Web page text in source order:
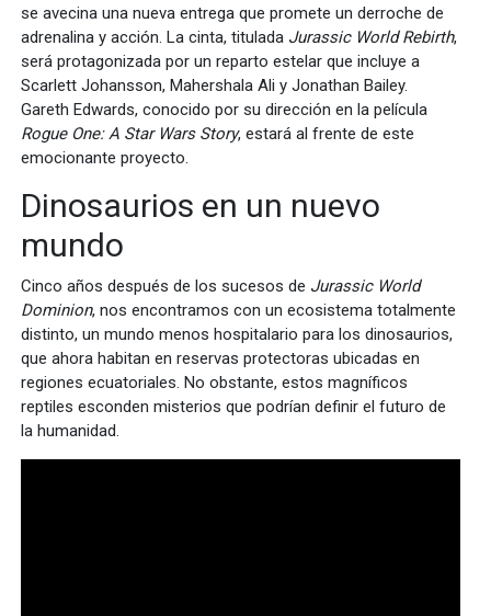
se avecina una nueva entrega que promete un derroche de
adrenalina y acción. La cinta, titulada Jurassic World Rebirth,
será protagonizada por un reparto estelar que incluye a
Scarlett Johansson, Mahershala Ali y Jonathan Bailey.
Gareth Edwards, conocido por su dirección en la película
Rogue One: A Star Wars Story, estará al frente de este
emocionante proyecto.
Dinosaurios en un nuevo
mundo
Cinco años después de los sucesos de Jurassic World
Dominion, nos encontramos con un ecosistema totalmente
distinto, un mundo menos hospitalario para los dinosaurios,
que ahora habitan en reservas protectoras ubicadas en
regiones ecuatoriales. No obstante, estos magníficos
reptiles esconden misterios que podrían definir el futuro de
la humanidad.